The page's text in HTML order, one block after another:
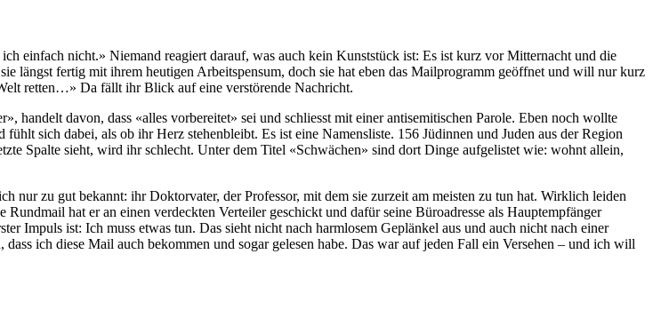
einfach nicht.» Niemand reagiert darauf, was auch kein Kunststück ist: Es ist kurz vor Mitternacht und die
fertig mit ihrem heutigen Arbeitspensum, doch sie hat eben das Mailprogramm geöffnet und will nur kurz
retten…» Da fällt ihr Blick auf eine verstörende Nachricht.
davon, dass «alles vorbereitet» sei und schliesst mit einer antisemitischen Parole. Eben noch wollte
sich dabei, als ob ihr Herz stehenbleibt. Es ist eine Namensliste. 156 Jüdinnen und Juden aus der Region
Spalte sieht, wird ihr schlecht. Unter dem Titel «Schwächen» sind dort Dinge aufgelistet wie: wohnt allein,
nur zu gut bekannt: ihr Doktorvater, der Professor, mit dem sie zurzeit am meisten zu tun hat. Wirklich leiden
Rundmail hat er an einen verdeckten Verteiler geschickt und dafür seine Büroadresse als Hauptempfänger
Impuls ist: Ich muss etwas tun. Das sieht nicht nach harmlosem Geplänkel aus und auch nicht nach einer
ich diese Mail auch bekommen und sogar gelesen habe. Das war auf jeden Fall ein Versehen – und ich will